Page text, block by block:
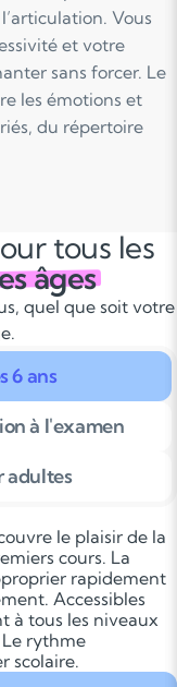
Vous
et votre
sans forcer. Le
les émotions et
du répertoire
tous les
âges
quel que soit votre
6 ans
à l'examen
adultes
le plaisir de la
cours. La
rapidement
Accessibles
à tous les niveaux
rythme
scolaire.